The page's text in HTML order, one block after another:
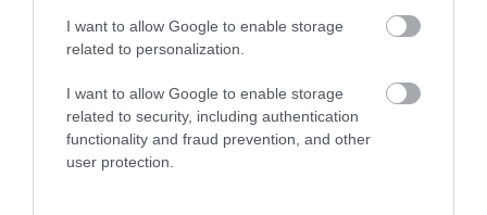
I want to allow Google to enable storage
related to personalization.
I want to allow Google to enable storage
related to security, including authentication
functionality and fraud prevention, and other
user protection.